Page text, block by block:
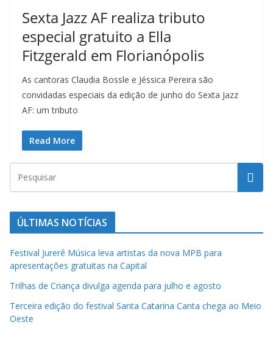
Sexta Jazz AF realiza tributo
especial gratuito a Ella
Fitzgerald em Florianópolis
As cantoras Claudia Bossle e Jéssica Pereira são
convidadas especiais da edição de junho do Sexta Jazz
AF: um tributo
Read More
ÚLTIMAS NOTÍCIAS
Festival Jurerê Música leva artistas da nova MPB para
apresentações gratuitas na Capital
Trilhas de Criança divulga agenda para julho e agosto
Terceira edição do festival Santa Catarina Canta chega ao Meio
Oeste